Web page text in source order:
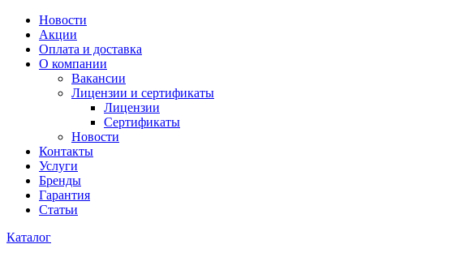
Новости
Акции
Оплата и доставка
О компании
Вакансии
Лицензии и сертификаты
Лицензии
Сертификаты
Новости
Контакты
Услуги
Бренды
Гарантия
Статьи
Каталог